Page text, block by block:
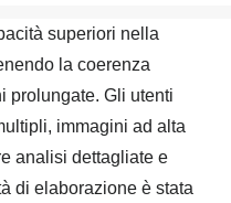
superiori nella
la coerenza
prolungate. Gli utenti
immagini ad alta
analisi dettagliate e
di elaborazione è stata